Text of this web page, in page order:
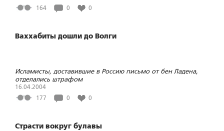
164
0 0
Ваххабиты дошли до Волги
Исламисты, доставившие в Россию письмо от бен Ладена,
отделались штрафом
16.04.2004
177
0 0
Страсти вокруг булавы